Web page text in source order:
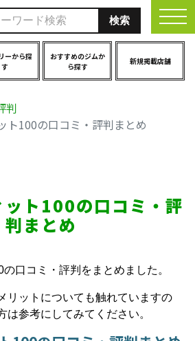
ーから探
す
おすすめのジムか
ら探す
新規掲載店舗
判
ト100の口コミ・評判まとめ
ット100の口コミ・評
判まとめ
口コミ・評判をまとめました。
リットについても触れていますの
は参考にしてみてください。